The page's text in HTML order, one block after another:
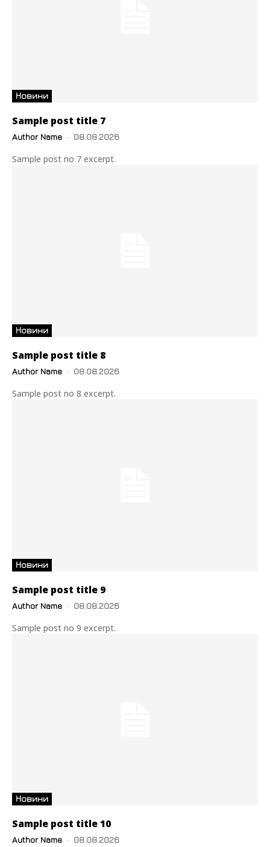
Новини
Sample post title 7
Author Name - 08.08.2026
Sample post no 7 excerpt.
Новини
Sample post title 8
Author Name - 08.08.2026
Sample post no 8 excerpt.
Новини
Sample post title 9
Author Name - 08.08.2026
Sample post no 9 excerpt.
Новини
Sample post title 10
Author Name - 08.08.2026